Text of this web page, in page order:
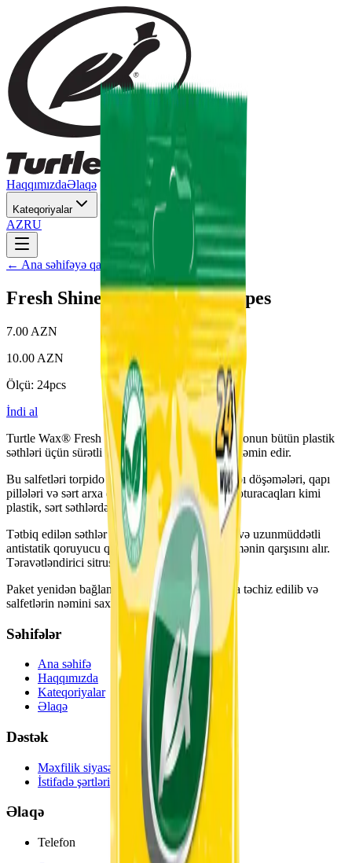
HaqqımızdaƏlaqə
Kateqoriyalar
AZRU
← Ana səhifəyə qayıt
Fresh Shine® Matt Finish Wipes
7.00 AZN
10.00 AZN
Ölçü: 24pcs
İndi al
Turtle Wax® Fresh Shine Matt Finish Wipes salonun bütün plastik
səthləri üçün sürətli və rahat 1 addımlı təmizlik təmin edir.
Bu salfetləri torpido paneli, göstərici paneli, qapı döşəmələri, qapı
pillələri və sərt arxa dayaqlı sürücü və sərnişin oturacaqları kimi
plastik, sərt səthlərdə istifadə edə bilərsiniz.
Tətbiq edilən səthlər təbii mat effektlə quruyur və uzunmüddətli
antistatik qoruyucu qat sayəsində toz və kirlənmənin qarşısını alır.
Təravətləndirici sitrus ətri salona xoş hiss qatır.
Paket yenidən bağlana bilən qoruyucu klapanla təchiz edilib və
salfetlərin nəmini saxlayır.
Səhifələr
Ana səhifə
Haqqımızda
Kateqoriyalar
Əlaqə
Dəstək
Məxfilik siyasəti
İstifadə şərtləri
Əlaqə
Telefon